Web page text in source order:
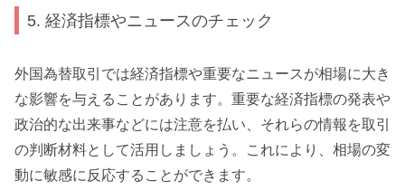
5. 経済指標やニュースのチェック
外国為替取引では経済指標や重要なニュースが相場に大き
な影響を与えることがあります。重要な経済指標の発表や
政治的な出来事などには注意を払い、それらの情報を取引
の判断材料として活用しましょう。これにより、相場の変
動に敏感に反応することができます。